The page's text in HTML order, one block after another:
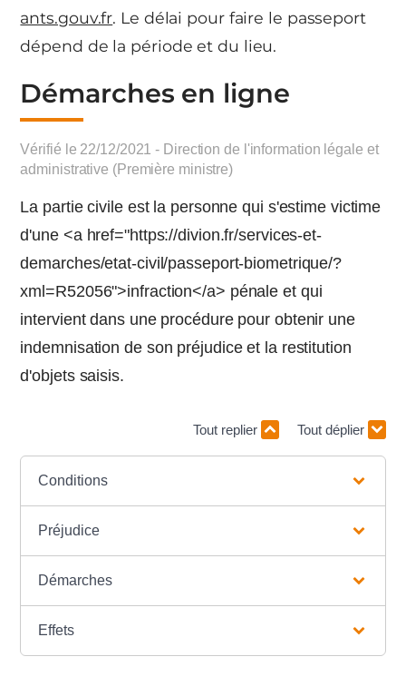
ants.gouv.fr. Le délai pour faire le passeport
dépend de la période et du lieu.
Démarches en ligne
Vérifié le 22/12/2021 - Direction de l'information légale et
administrative (Première ministre)
La partie civile est la personne qui s'estime victime
d'une <a href="https://divion.fr/services-et-
demarches/etat-civil/passeport-biometrique/?
xml=R52056">infraction</a> pénale et qui
intervient dans une procédure pour obtenir une
indemnisation de son préjudice et la restitution
d'objets saisis.
Tout replier Tout déplier
Conditions
Préjudice
Démarches
Effets